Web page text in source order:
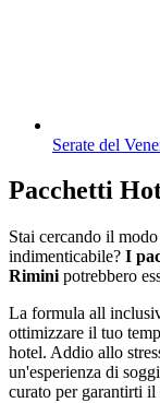
Serate del
Pacchetti
Stai cercando il
indimenticabile? I
Rimini potrebbero
La formula all
ottimizzare il tuo
hotel. Addio allo
un'esperienza di
curato per garantirti